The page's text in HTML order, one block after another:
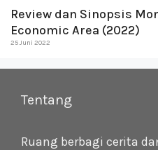
Review dan Sinopsis
Economic Area (2022)
25 Juni 2022
Tentang
Ruang berbagi cerita